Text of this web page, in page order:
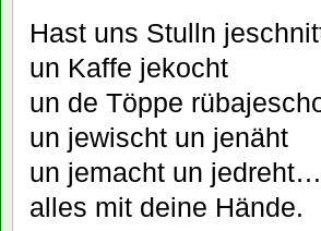
Hast uns Stulln
un Kaffe jekocht
un de Töppe
un jewischt un jenäht
un jemacht un jedreht…
alles mit deine Hände.